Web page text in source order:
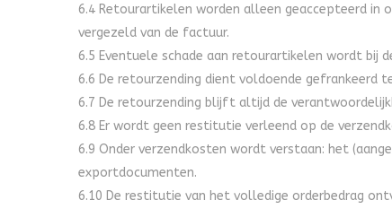
6.4 Retourartikelen worden alleen geaccepteerd in
vergezeld van de factuur.
6.5 Eventuele schade aan retourartikelen wordt bij
6.6 De retourzending dient voldoende gefrankeerd
6.7 De retourzending blijft altijd de
6.8 Er wordt geen restitutie verleend op de
6.9 Onder verzendkosten wordt verstaan: het
exportdocumenten.
6.10 De restitutie van het volledige orderbedrag